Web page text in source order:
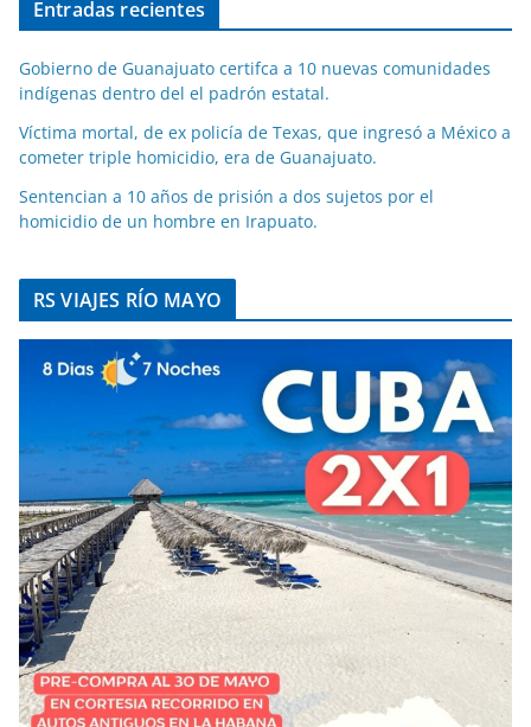
Entradas recientes
Gobierno de Guanajuato certifca a 10 nuevas comunidades
indígenas dentro del el padrón estatal.
Víctima mortal, de ex policía de Texas, que ingresó a México a
cometer triple homicidio, era de Guanajuato.
Sentencian a 10 años de prisión a dos sujetos por el
homicidio de un hombre en Irapuato.
RS VIAJES RÍO MAYO